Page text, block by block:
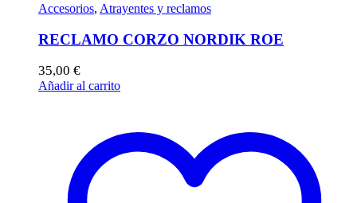
Accesorios, Atrayentes y reclamos
RECLAMO CORZO NORDIK ROE
35,00 €
Añadir al carrito